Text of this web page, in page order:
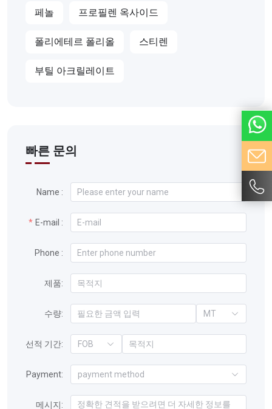
페놀 프로필렌 옥사이드
폴리에테르 폴리올 스티렌
부틸 아크릴레이트
빠른 문의
Name :
E-mail :
Phone :
제품:
수량: MT
선적 기간: FOB
Payment: payment method
메시지: